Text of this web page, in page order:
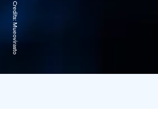
Credits:
Mueovirasto